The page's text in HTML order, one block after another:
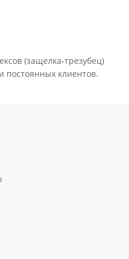
(защелка-трезубец)
постоянных клиентов.